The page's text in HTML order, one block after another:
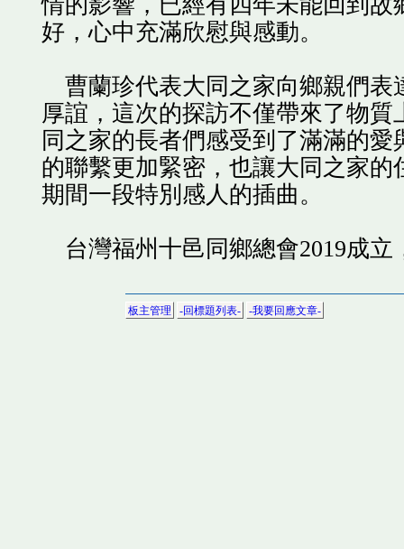
好，心中充滿欣慰與感動。
曹蘭珍代表大同之家向鄉親們表
厚誼，這次的探訪不僅帶來了物
同之家的長者們感受到了滿滿的
的聯繫更加緊密，也讓大同之家
期間一段特別感人的插曲。
台灣福州十邑同鄉總會2019成立
板主管理 -回標題列表- -我要回應文章-